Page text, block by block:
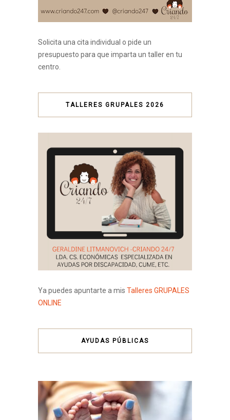
Solicita una cita individual o pide un
presupuesto para que imparta un taller en tu
centro.
TALLERES GRUPALES 2026
Ya puedes apuntarte a mis Talleres GRUPALES
ONLINE
AYUDAS PÚBLICAS